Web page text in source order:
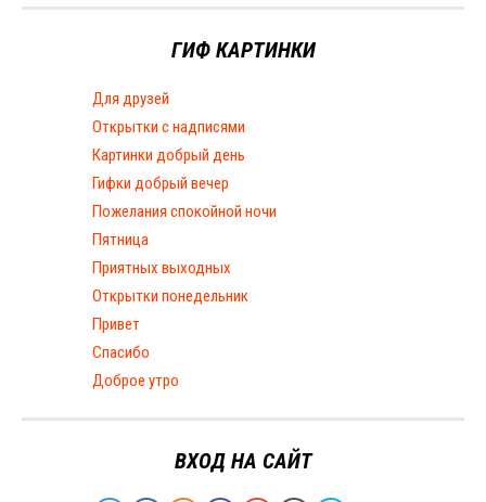
ГИФ КАРТИНКИ
Для друзей
Открытки с надписями
Картинки добрый день
Гифки добрый вечер
Пожелания спокойной ночи
Пятница
Приятных выходных
Открытки понедельник
Привет
Спасибо
Доброе утро
ВХОД НА САЙТ